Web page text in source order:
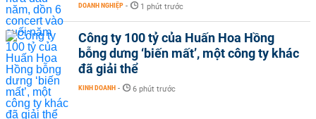
DOANH NGHIỆP - 1 phút trước
Công ty 100 tỷ của Huấn Hoa Hồng
bỗng dưng ‘biến mất’, một công ty khác
đã giải thể
KINH DOANH - 6 phút trước